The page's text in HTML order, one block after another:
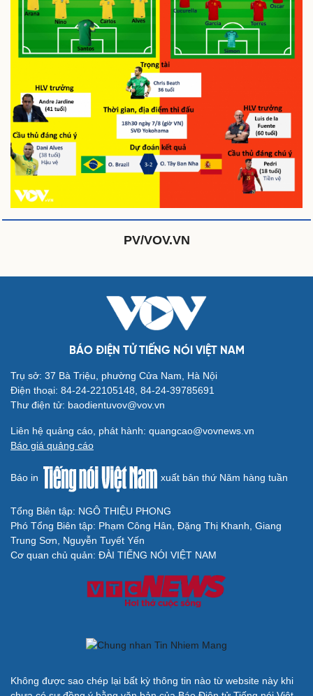
Thông tin doanh nghiệp
Doanh nghiệp 24h
Doanh nhân
Vì cộng đồng
Sành điệu
Tin Công nghệ
Trải nghiệm
Chuyển đổi số
Sức khỏe
Dinh dưỡng - món ngon
Cây thuốc
Sản phụ khoa
Nhi khoa
Nam khoa
Làm đẹp - giảm cân
Phòng mạch online
Đời sống
Blog
Tình yêu - Gia đình
Giải trí
Nghệ sĩ
Sao Việt
Du lịch
Tư vấn
Săn Tour
check-in
Podcast
Cửa sổ tình yêu
Hạt giống tâm hồn
PV/VOV.VN
BÁO ĐIỆN TỬ TIẾNG NÓI VIỆT NAM
Trụ sở: 37 Bà Triệu, phường Cửa Nam, Hà Nội
Điện thoại: 84-24-22105148, 84-24-39785691
Thư điện tử: baodientuvov@vov.vn
Liên hệ quảng cáo, phát hành: quangcao@vovnews.vn
Báo giá quảng cáo
Báo in xuất bản thứ Năm hàng tuần
Tổng Biên tập: NGÔ THIỆU PHONG
Phó Tổng Biên tập: Phạm Công Hân, Đặng Thị Khanh, Giang
Trung Sơn, Nguyễn Tuyết Yến
Cơ quan chủ quản: ĐÀI TIẾNG NÓI VIỆT NAM
Không được sao chép lại bất kỳ thông tin nào từ website này khi